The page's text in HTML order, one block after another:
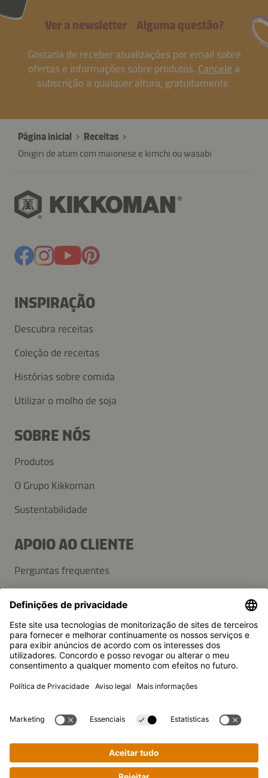
Ver a newsletter Alguma questão?
Gostaria de receber atualizações por email sobre
ofertas e informações sobre produtos. Cancele a
subscrição a qualquer altura, gratuitamente.
Página inicial
Receitas
Onigiri de atum com maionese e kimchi ou wasabi
INSPIRAÇÃO
Descubra receitas
Coleção de receitas
Histórias sobre comida
Utilizar o molho de soja
SOBRE NÓS
Produtos
O Grupo Kikkoman
Sustentabilidade
APOIO AO CLIENTE
Perguntas frequentes
Newsletter
Imprensa
A Kikkoman é uma marca registada da Kikkoman Corporation,
© Kikkoman Trading Europe GmbH 2023 – 2026
Theodorstraße 180, 40472 Düsseldorf, Alemanha
Definições de privacidade
Aviso legal
Política de privacidade